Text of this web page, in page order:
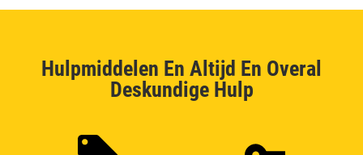
Hulpmiddelen En Altijd En Overal
Deskundige Hulp